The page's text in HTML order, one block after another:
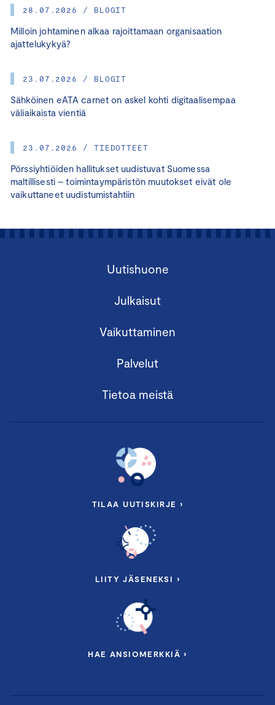
28.07.2026 / BLOGIT
Milloin johtaminen alkaa rajoittamaan organisaation
ajattelukykyä?
23.07.2026 / BLOGIT
Sähköinen eATA carnet on askel kohti digitaalisempaa
väliaikaista vientiä
23.07.2026 / TIEDOTTEET
Pörssiyhtiöiden hallitukset uudistuvat Suomessa
maltillisesti – toimintaympäristön muutokset eivät ole
vaikuttaneet uudistumistahtiin
Uutishuone
Julkaisut
Vaikuttaminen
Palvelut
Tietoa meistä
TILAA UUTISKIRJE ›
LIITY JÄSENEKSI ›
HAE ANSIOMERKKIÄ ›